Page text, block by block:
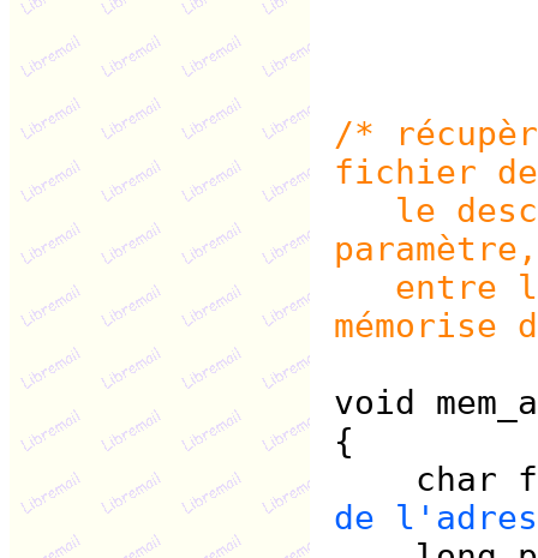
/*
fichier
le
entre
mémorise
void
{
char
de